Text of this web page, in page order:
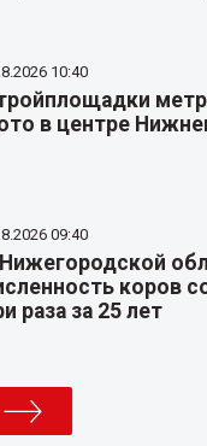
10:40
в центре
09:40
коров
раза за 25 лет